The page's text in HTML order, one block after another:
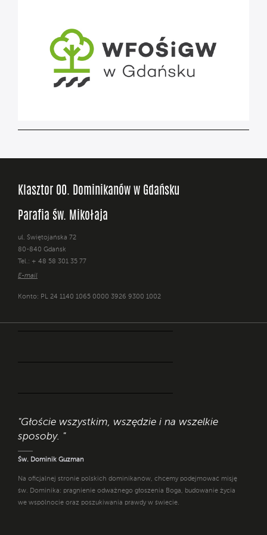
Klasztor OO. Dominikanów w Gdańsku
Parafia św. Mikołaja
ul. Świętojańska 72
80-840 Gdańsk
Tel.: + 48 58 301 35 77
E-mail
Konto: PL 24 1140 1065 0000 3926 9300 1002
"Głoście wszystkim, wszędzie i na wszelkie
sposoby. "
Św. Dominik Guzman
Na oficjalnej stronie polskich dominikanów, chcemy podejmować misję
św. Dominika: pragnienie odważnego głoszenia Boga, budowanie życia
we wspólnocie oraz poszukiwania prawdy w świecie.